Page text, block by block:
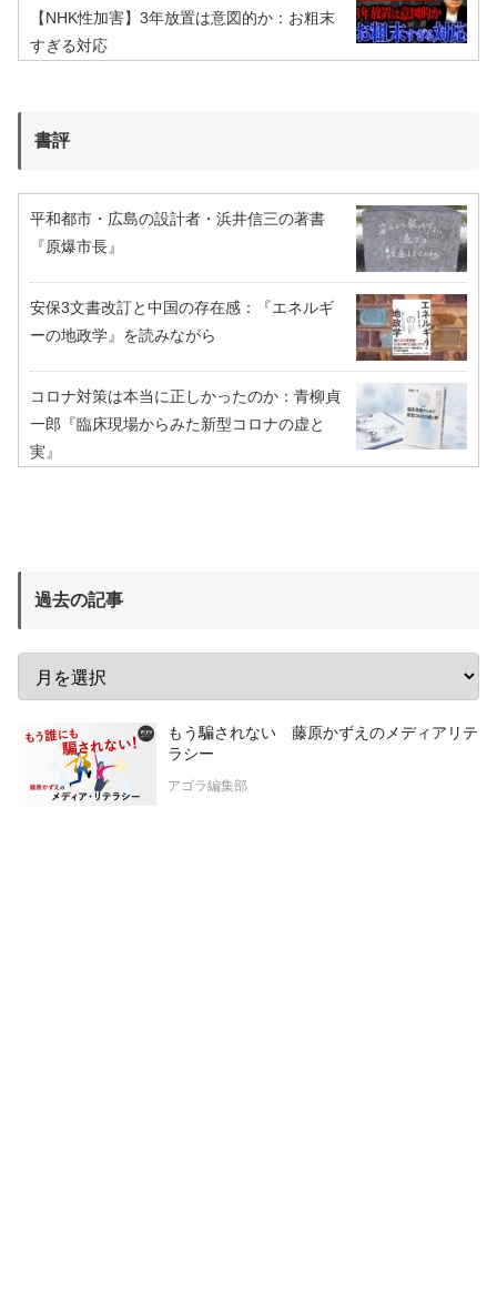
【NHK性加害】3年放置は意図的か：お粗末
すぎる対応
書評
平和都市・広島の設計者・浜井信三の著書
『原爆市長』
安保3文書改訂と中国の存在感：『エネルギ
ーの地政学』を読みながら
コロナ対策は本当に正しかったのか：青柳貞
一郎『臨床現場からみた新型コロナの虚と
実』
過去の記事
もう騙されない 藤原かずえのメディアリテ
ラシー
アゴラ編集部